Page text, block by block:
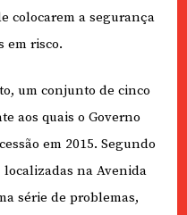
colocarem a segurança
em risco.
um conjunto de cinco
aos quais o Governo
em 2015. Segundo
localizadas na Avenida
série de problemas,